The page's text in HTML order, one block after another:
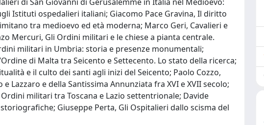
Istituti ospedalieri italiani; Giacomo Pace Gravina, Il diritto
tra medioevo ed età moderna; Marco Geri, Cavalieri e
Mercuri, Gli Ordini militari e le chiese a pianta centrale.
militari in Umbria: storia e presenze monumentali;
di Malta tra Seicento e Settecento. Lo stato della ricerca;
e il culto dei santi agli inizi del Seicento; Paolo Cozzo,
e della Santissima Annunziata fra XVI e XVII secolo;
militari tra Toscana e Lazio settentrionale; Davide
Giuseppe Perta, Gli Ospitalieri dallo scisma del